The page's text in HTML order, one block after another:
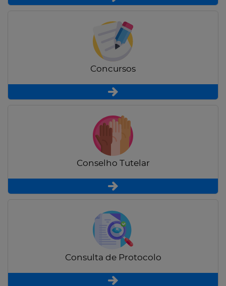
Concursos
Conselho Tutelar
Consulta de Protocolo